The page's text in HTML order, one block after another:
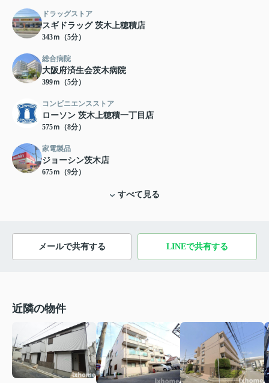
ドラッグストア
スギドラッグ 茨木上穂積店
343ｍ（5分）
総合病院
大阪府済生会茨木病院
399ｍ（5分）
コンビニエンスストア
ローソン 茨木上穂積一丁目店
575ｍ（8分）
家電製品
ジョーシン茨木店
675ｍ（9分）
すべて見る
メールで共有する LINEで共有する
近隣の物件